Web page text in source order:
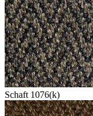
Schaft 1076(k)